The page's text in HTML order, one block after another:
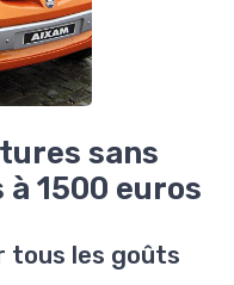
sans
1500 euros
tous les goûts